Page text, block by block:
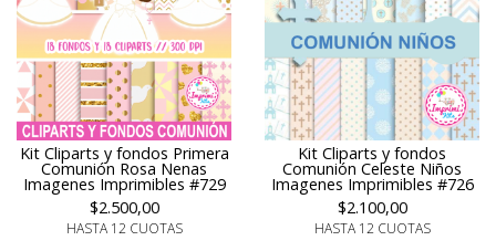
Kit Cliparts y fondos Primera
Comunión Rosa Nenas
Imagenes Imprimibles #729
$2.500,00
HASTA 12 CUOTAS
Kit Cliparts y fondos
Comunión Celeste Niños
Imagenes Imprimibles #726
$2.100,00
HASTA 12 CUOTAS